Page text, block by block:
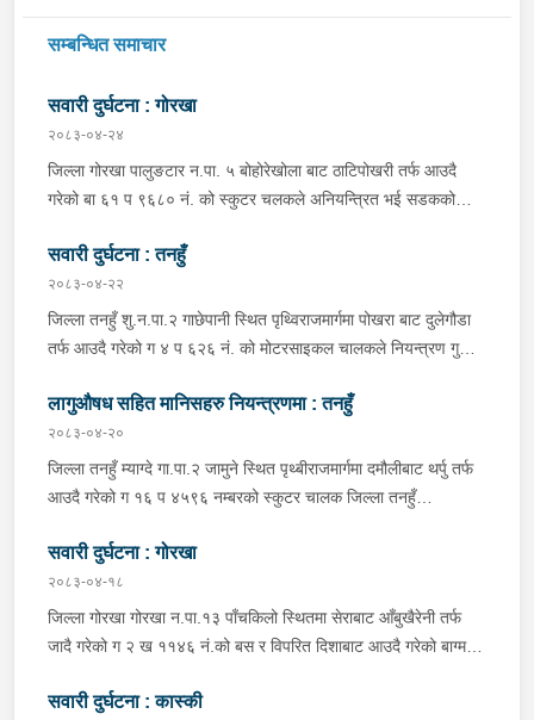
सम्बन्धित समाचार
सवारी दुर्घटना : गोरखा
२०८३-०४-२४
जिल्ला गोरखा पालुङटार न.पा. ५ बोहोरेखोला बाट ठाटिपोखरी तर्फ आउदै
गरेको बा ६१ प ९६८० नं. को स्कुटर चलकले अनियन्त्रित भई सडकको
५ मागरगाउ वस्ने वर्ष २८ को अभिषेक गिरि घाइते भई उपचारको लागि तेज
फार्मेसिमा लगेकोमा सामान्य उपचार पश्चात् थप उपचारको लागि आपिपल
अस्पताल गोरखा पठाएको ।
सवारी दुर्घटना : तनहुँ
२०८३-०४-२२
जिल्ला तनहुँ शु.न.पा.२ गाछेपानी स्थित पृथ्विराजमार्गमा पोखरा बाट दुलेगौडा
तर्फ आउदै गरेको ग ४ प ६२६ नं. को मोटरसाइकल चालकले नियन्त्रण गुमाइ
जिल्ला कास्की पो.म.न.पा.३३ बस्ने बर्ष ३९ को मन बहादुर पुन घाइते भइ
उपचारको लागी तनहुँ सेवा हस्पिटल दुलेगौडा ल्याईएकोमा प्राम्भिक उपचार
पश्चात थप उपचारको लागी ०७:५५ बजे पोखरा रिफर भएको ।
लागुऔषध सहित मानिसहरु नियन्त्रणमा : तनहुँ
२०८३-०४-२०
जिल्ला तनहुँ म्याग्दे गा.पा.२ जामुने स्थित पृथ्बीराजमार्गमा दमौलीबाट थर्पु तर्फ
आउदै गरेको ग १६ प ४५९६ नम्बरको स्कुटर चालक जिल्ला तनहुँ
ऐ.५ बस्ने बर्ष ३४ को नरजंग राना स्कुटर रोकी सर्भिस लेनमा बसीरहेको
अबस्थामा थर्पुबाट खटिएको प्रहरी टोलिले शंकास्पद लागि चेकजाँच गर्ने
क्रममा निज अमन पौडेलको साथबाट र स्कुटरको डिक्की भित्रबाट गरी
प्रतिबन्धित लागुऔषध फेनारागन ११ एम्पुल, डाइजेपाम ११ एम्पुल, नुर्फिन ११
भइरहेको ।
सवारी दुर्घटना : गोरखा
२०८३-०४-१८
जिल्ला गोरखा गोरखा न.पा.१३ पाँचकिलो स्थितमा सेराबाट आँबुखैरेनी तर्फ
जादै गरेको ग २ ख ११४६ नं.को बस र विपरित दिशाबाट आउदै गरेको बाग्मती
जिल्ला गोरखा सहिदलखन गा.पा.१ बक्राङ बस्ने वर्ष ३४ को विवश वि.क,
सवारी दुर्घटना : कास्की